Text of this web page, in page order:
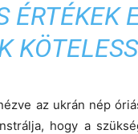
ÉRTÉKEK
az ukrán nép
hogy a